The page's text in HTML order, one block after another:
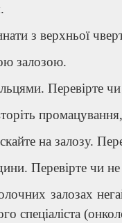
з верхньої
залозою.
Перевірте
на залозу.
Перевірте чи
залозах
спеціаліста